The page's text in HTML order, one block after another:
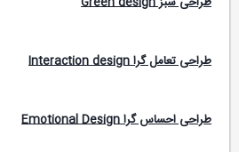
طراحی تعامل گرا Interaction design
طراحی احساس گرا Emotional Design